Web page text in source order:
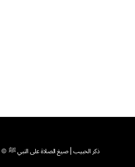
ذكر الحبيب | صيغ الصلاة على النبي ﷺ© ٢٠٢٦